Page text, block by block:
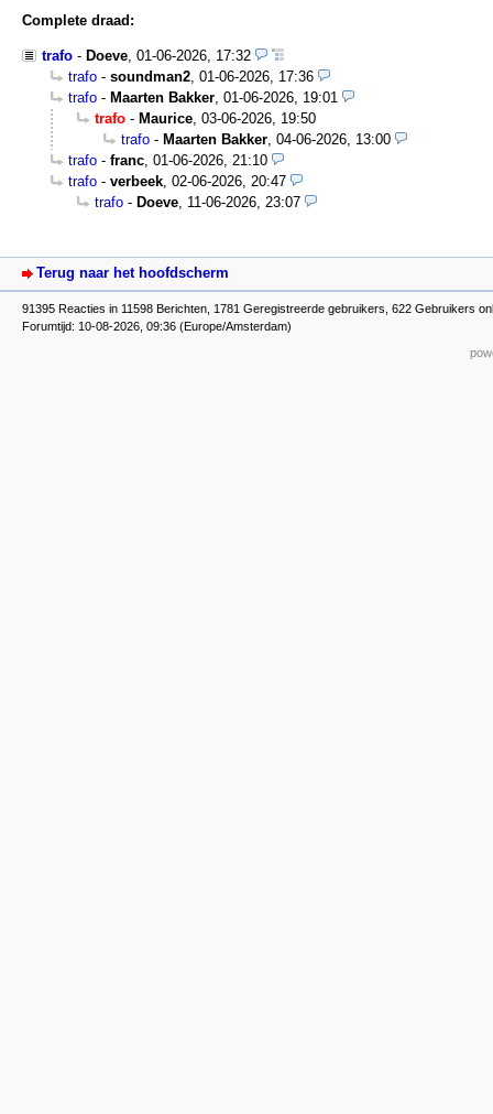
Complete draad:
trafo - Doeve, 01-06-2026, 17:32
trafo - soundman2, 01-06-2026, 17:36
trafo - Maarten Bakker, 01-06-2026, 19:01
trafo - Maurice, 03-06-2026, 19:50
trafo - Maarten Bakker, 04-06-2026, 13:00
trafo - franc, 01-06-2026, 21:10
trafo - verbeek, 02-06-2026, 20:47
trafo - Doeve, 11-06-2026, 23:07
Terug naar het hoofdscherm
91395 Reacties in 11598 Berichten, 1781 Geregistreerde gebruikers, 622 Gebruikers
Forumtijd: 10-08-2026, 09:36 (Europe/Amsterdam)